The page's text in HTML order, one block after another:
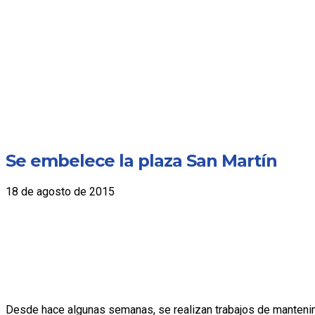
Se embelece la plaza San Martín
18 de agosto de 2015
Desde hace algunas semanas, se realizan trabajos de